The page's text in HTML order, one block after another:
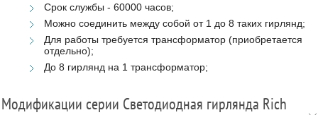
Срок службы - 60000 часов;
Можно соединить между собой от 1 до 8 таких гирлянд;
Для работы требуется трансформатор (приобретается
отдельно);
До 8 гирлянд на 1 трансформатор;
Модификации серии Светодиодная гирлянда Rich